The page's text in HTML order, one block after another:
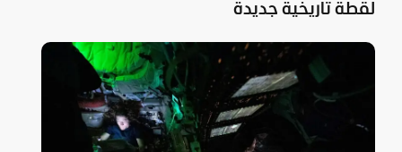
لقطة تاريخية جديدة